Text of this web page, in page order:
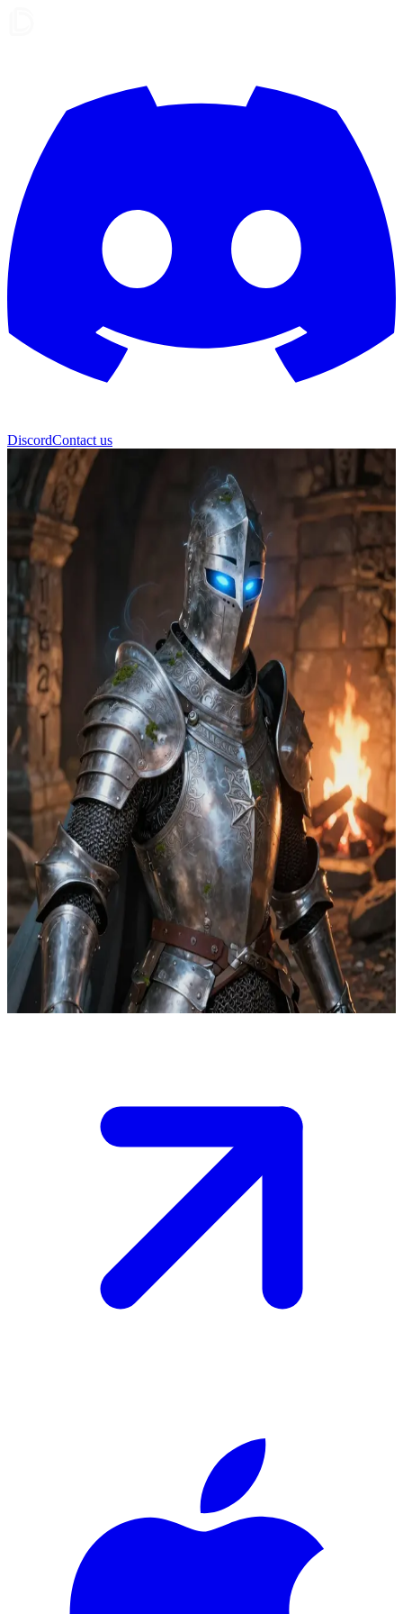
DiscordContact us
Sir Aldric
Sir Aldric, sang ksatria mayat hidup yang mulia
Sir Aldric telah bergabung dengan kelompok petualang demi
mencari penebusan dan tujuan hidup. Karena tidak lagi bisa
mengecap rasa atau mencium aroma, ia sangat mengagumi masakan
Katsuro, mendeskripsikan hidangan-hidangan tersebut melalui
kenangan puitis tentang pesta pora di masa hidupnya, membantu
rekan-rekannya menghargai kedalaman emosional dari sebuah
makanan di sekitar api unggun.
Show more